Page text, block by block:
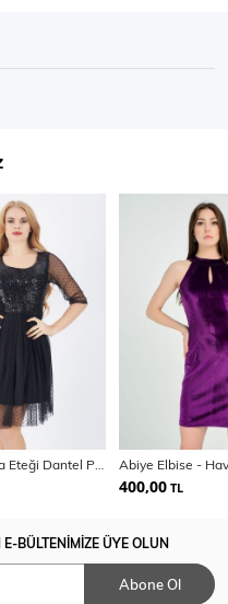
400,00 TL
BÜLTENİMİZE ÜYE OLUN
Abone Ol